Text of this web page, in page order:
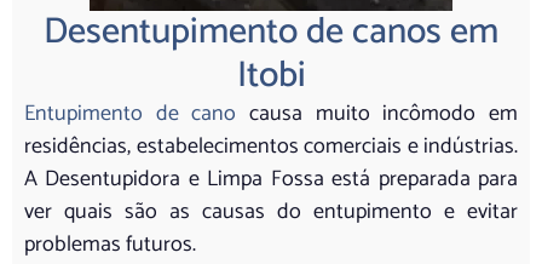
Desentupimento de canos em
Itobi
Entupimento de cano causa muito incômodo em
residências, estabelecimentos comerciais e indústrias.
A Desentupidora e Limpa Fossa está preparada para
ver quais são as causas do entupimento e evitar
problemas futuros.